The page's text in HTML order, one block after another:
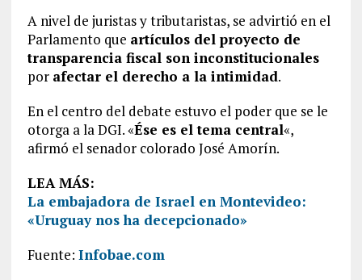
A nivel de juristas y tributaristas, se advirtió en el
Parlamento que artículos del proyecto de
transparencia fiscal son inconstitucionales
por afectar el derecho a la intimidad.
En el centro del debate estuvo el poder que se le
otorga a la DGI. «Ése es el tema central«,
afirmó el senador colorado José Amorín.
LEA MÁS:
La embajadora de Israel en Montevideo:
«Uruguay nos ha decepcionado»
Fuente: Infobae.com